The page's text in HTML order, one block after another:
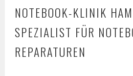
NOTEBOOK-KLINIK
SPEZIALIST FÜR
REPARATUREN